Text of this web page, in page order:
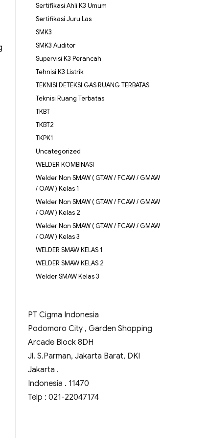
Sertifikasi Ahli K3 Umum
Sertifikasi Juru Las
SMK3
SMK3 Auditor
Supervisi K3 Perancah
Tehnisi K3 Listrik
TEKNISI DETEKSI GAS RUANG TERBATAS
Teknisi Ruang Terbatas
TKBT
TKBT2
TKPK1
Uncategorized
WELDER KOMBINASI
Welder Non SMAW ( GTAW / FCAW / GMAW
/ OAW ) Kelas 1
Welder Non SMAW ( GTAW / FCAW / GMAW
/ OAW ) Kelas 2
Welder Non SMAW ( GTAW / FCAW / GMAW
/ OAW ) Kelas 3
WELDER SMAW KELAS 1
WELDER SMAW KELAS 2
Welder SMAW Kelas 3
PT Cigma Indonesia
Podomoro City , Garden Shopping
Arcade Block 8DH
Jl. S.Parman, Jakarta Barat, DKI
Jakarta .
Indonesia . 11470
Telp : 021-22047174